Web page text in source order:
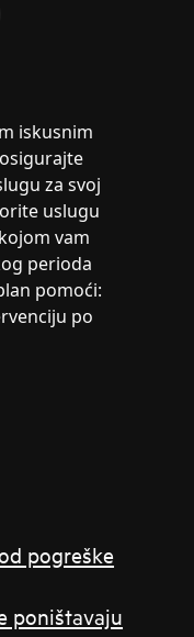
iskusnim
za svoj
uslugu
vam
perioda
pomoći:
po
pogreške
poništavaju